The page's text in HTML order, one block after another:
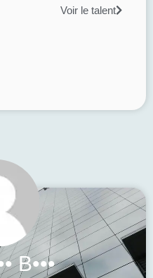
Voir le talent
B•••